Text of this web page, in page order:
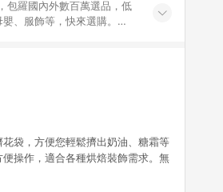
包羅國內外數百萬選品，低
、服飾等，快來選購。
袋，方便您輕鬆擠出奶油、糖霜等
操作，適合各種烘焙裝飾需求。無